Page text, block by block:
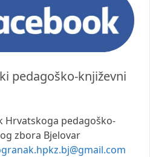
pedagoško-književni
Hrvatskoga pedagoško-
zbora Bjelovar